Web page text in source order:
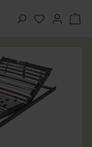
Du hast 0